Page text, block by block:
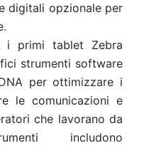
digitali opzionale per
i primi tablet Zebra
strumenti software
per ottimizzare i
le comunicazioni e
che lavorano da
includono